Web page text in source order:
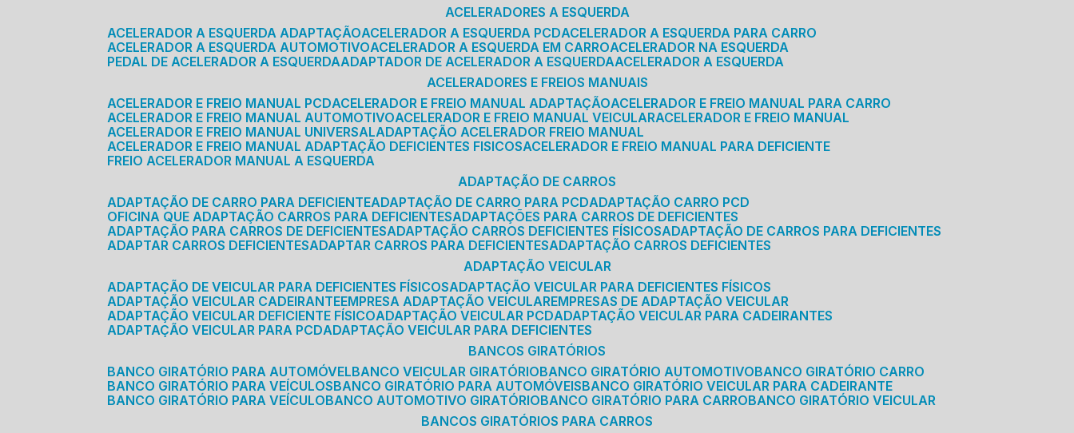
ACELERADORES A ESQUERDA
ACELERADOR A ESQUERDA ADAPTAÇÃO ACELERADOR A ESQUERDA PCD ACELERADOR A ESQUERDA PARA CARRO
ACELERADOR A ESQUERDA AUTOMOTIVO ACELERADOR A ESQUERDA EM CARRO ACELERADOR NA ESQUERDA
PEDAL DE ACELERADOR A ESQUERDA
ADAPTADOR DE ACELERADOR A ESQUERDA ACELERADOR A ESQUERDA
ACELERADORES E FREIOS MANUAIS
ACELERADOR E FREIO MANUAL PCD ACELERADOR E FREIO MANUAL ADAPTAÇÃO ACELERADOR E FREIO MANUAL PARA CARRO
ACELERADOR E FREIO MANUAL AUTOMOTIVO ACELERADOR E FREIO MANUAL VEICULAR ACELERADOR E FREIO MANUAL
ACELERADOR E FREIO MANUAL UNIVERSAL
ADAPTAÇÃO ACELERADOR FREIO MANUAL
ACELERADOR E FREIO MANUAL ADAPTAÇÃO DEFICIENTES FISICOS ACELERADOR E FREIO MANUAL PARA DEFICIENTE
FREIO ACELERADOR MANUAL A ESQUERDA
ADAPTAÇÃO DE CARROS
ADAPTAÇÃO DE CARRO PARA DEFICIENTE
ADAPTAÇÃO DE CARRO PARA PCD
ADAPTAÇÃO CARRO PCD
OFICINA QUE ADAPTAÇÃO CARROS PARA DEFICIENTES
ADAPTAÇÕES PARA CARROS DE DEFICIENTES
ADAPTAÇÃO PARA CARROS DE DEFICIENTES
ADAPTAÇÃO CARROS DEFICIENTES FÍSICOS
ADAPTAÇÃO DE CARROS PARA DEFICIENTES
ADAPTAR CARROS DEFICIENTES
ADAPTAR CARROS PARA DEFICIENTES
ADAPTAÇÃO CARROS DEFICIENTES
ADAPTAÇÃO VEICULAR
ADAPTAÇÃO DE VEICULAR PARA DEFICIENTES FÍSICOS
ADAPTAÇÃO VEICULAR PARA DEFICIENTES FÍSICOS
ADAPTAÇÃO VEICULAR CADEIRANTE EMPRESA ADAPTAÇÃO VEICULAR EMPRESAS DE ADAPTAÇÃO VEICULAR
ADAPTAÇÃO VEICULAR DEFICIENTE FÍSICO
ADAPTAÇÃO VEICULAR PCD
ADAPTAÇÃO VEICULAR PARA CADEIRANTES
ADAPTAÇÃO VEICULAR PARA PCD
ADAPTAÇÃO VEICULAR PARA DEFICIENTES
BANCOS GIRATÓRIOS
BANCO GIRATÓRIO PARA AUTOMÓVEL
BANCO VEICULAR GIRATÓRIO BANCO GIRATÓRIO AUTOMOTIVO
BANCO GIRATÓRIO CARRO
BANCO GIRATÓRIO PARA VEÍCULOS
BANCO GIRATÓRIO PARA AUTOMÓVEIS
BANCO GIRATÓRIO VEICULAR PARA CADEIRANTE
BANCO GIRATÓRIO PARA VEÍCULO
BANCO AUTOMOTIVO GIRATÓRIO BANCO GIRATÓRIO PARA CARRO
BANCO GIRATÓRIO VEICULAR
BANCOS GIRATÓRIOS PARA CARROS